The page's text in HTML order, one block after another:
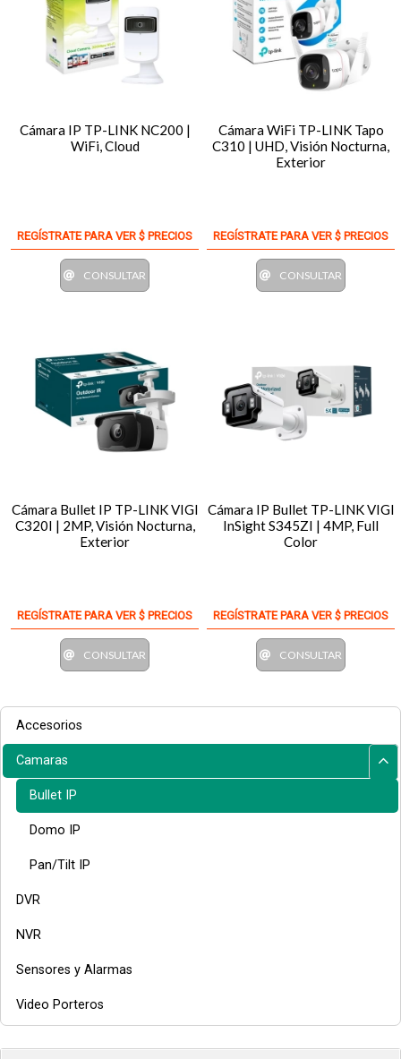
Accesorios
Camaras
Bullet IP
Domo IP
Pan/Tilt IP
DVR
NVR
Sensores y Alarmas
Video Porteros
Cámara IP TP-LINK NC200 |
WiFi, Cloud
REGÍSTRATE PARA VER $ PRECIOS
CONSULTAR
Cámara WiFi TP-LINK Tapo
C310 | UHD, Visión Nocturna,
Exterior
REGÍSTRATE PARA VER $ PRECIOS
CONSULTAR
Cámara Bullet IP TP-LINK VIGI
C320I | 2MP, Visión Nocturna,
Exterior
REGÍSTRATE PARA VER $ PRECIOS
CONSULTAR
Cámara IP Bullet TP-LINK VIGI
InSight S345ZI | 4MP, Full
Color
REGÍSTRATE PARA VER $ PRECIOS
CONSULTAR